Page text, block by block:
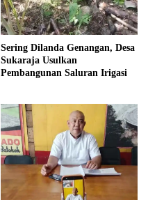
Sering Dilanda Genangan, Desa
Sukaraja Usulkan
Pembangunan Saluran Irigasi